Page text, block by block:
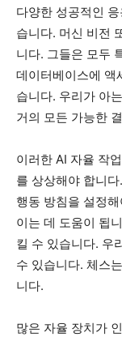
다양한 성공적인
습니다. 머신 비전
니다. 그들은 모두
데이터베이스에 액
습니다. 우리가 아
거의 모든 가능한
이러한 AI 자율 작
를 상상해야 합니
행동 방침을 설정
이는 데 도움이 됩
킬 수 있습니다. 우
수 있습니다. 체스
니다.
많은 자율 장치가